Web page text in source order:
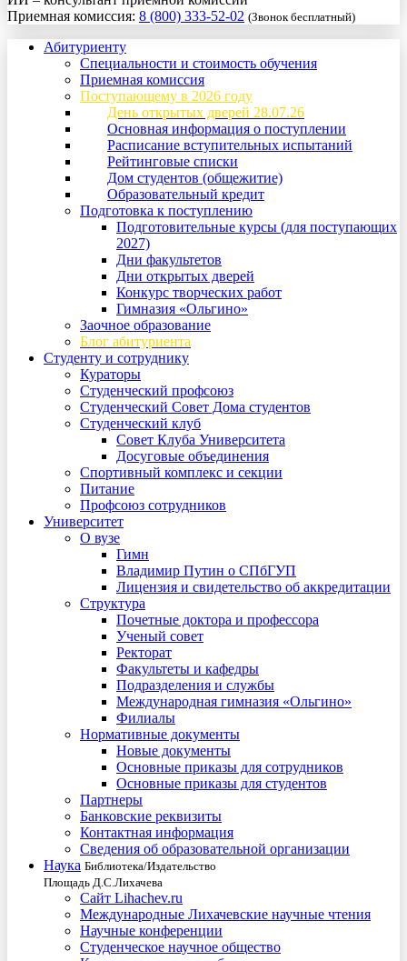
Приемная комиссия: 8 (800) 333-52-02 (Звонок бесплатный)
Абитуриенту
Специальности и стоимость обучения
Приемная комиссия
Поступающему в 2026 году
День открытых дверей 28.07.26
Основная информация о поступлении
Расписание вступительных испытаний
Рейтинговые списки
Дом студентов (общежитие)
Образовательный кредит
Подготовка к поступлению
Подготовительные курсы (для поступающих
2027)
Дни факультетов
Дни открытых дверей
Конкурс творческих работ
Гимназия «Ольгино»
Заочное образование
Блог абитуриента
Студенту и сотруднику
Кураторы
Студенческий профсоюз
Студенческий Совет Дома студентов
Студенческий клуб
Совет Клуба Университета
Досуговые объединения
Спортивный комплекс и секции
Питание
Профсоюз сотрудников
Университет
О вузе
Гимн
Владимир Путин о СПбГУП
Лицензия и свидетельство об аккредитации
Структура
Почетные доктора и профессора
Ученый совет
Ректорат
Факультеты и кафедры
Подразделения и службы
Международная гимназия «Ольгино»
Филиалы
Нормативные документы
Новые документы
Основные приказы для сотрудников
Основные приказы для студентов
Партнеры
Банковские реквизиты
Контактная информация
Сведения об образовательной организации
Наука Библиотека/Издательство
Площадь Д.С.Лихачева
Сайт Lihachev.ru
Международные Лихачевские научные чтения
Научные конференции
Студенческое научное общество